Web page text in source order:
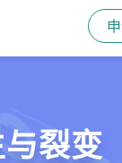
斗
运营
裂变